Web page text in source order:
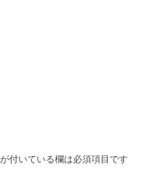
が付いている欄は必須項目です